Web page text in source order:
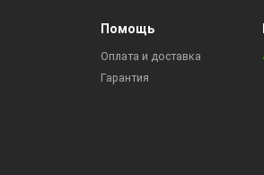
Помощь
Оплата и доставка
Гарантия